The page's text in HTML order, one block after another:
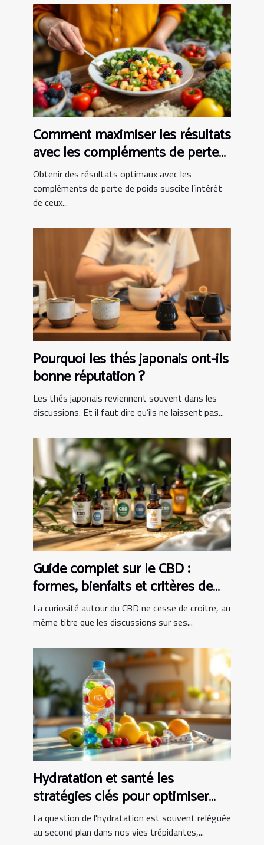
Comment maximiser les résultats
avec les compléments de perte
de poids ?
Obtenir des résultats optimaux avec les
compléments de perte de poids suscite l’intérêt
de ceux...
Pourquoi les thés japonais ont-ils
bonne réputation ?
Les thés japonais reviennent souvent dans les
discussions. Et il faut dire qu’ils ne laissent pas...
Guide complet sur le CBD :
formes, bienfaits et critères de
choix
La curiosité autour du CBD ne cesse de croître, au
même titre que les discussions sur ses...
Hydratation et santé les
stratégies clés pour optimiser
votre consommation d'eau au
quotidien
La question de l'hydratation est souvent reléguée
au second plan dans nos vies trépidantes,...